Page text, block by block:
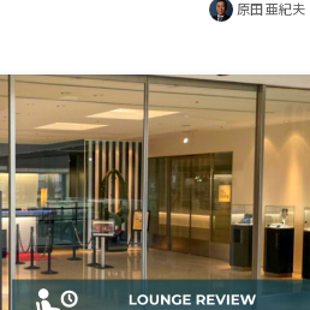
原田 亜紀夫